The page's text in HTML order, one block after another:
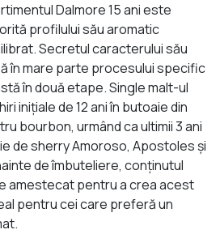
Dalmore 15 ani este
profilului său aromatic
Secretul caracterului său
în mare parte procesului specific
în două etape. Single malt-ul
iniţiale de 12 ani în butoaie din
bourbon, urmând ca ultimii 3 ani
de sherry Amoroso, Apostoles şi
de îmbuteliere, conţinutul
amestecat pentru a crea acest
pentru cei care preferă un